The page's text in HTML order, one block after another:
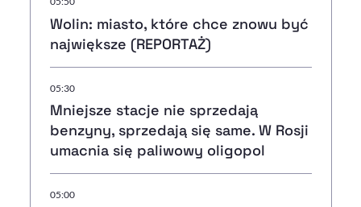
Wolin: miasto, które chce znowu być
największe (REPORTAŻ)
05:30
Mniejsze stacje nie sprzedają
benzyny, sprzedają się same. W Rosji
umacnia się paliwowy oligopol
05:00